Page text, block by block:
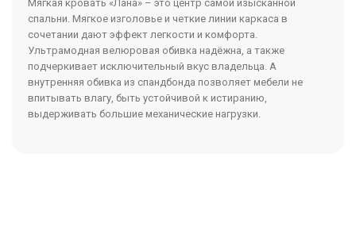
Мягкая кровать «Лана» – это центр самой изысканной
спальни. Мягкое изголовье и четкие линии каркаса в
сочетании дают эффект легкости и комфорта.
Ультрамодная велюровая обивка надёжна, а также
подчеркивает исключительный вкус владельца. А
внутренняя обивка из спандбонда позволяет мебели не
впитывать влагу, быть устойчивой к истиранию,
выдерживать большие механические нагрузки.